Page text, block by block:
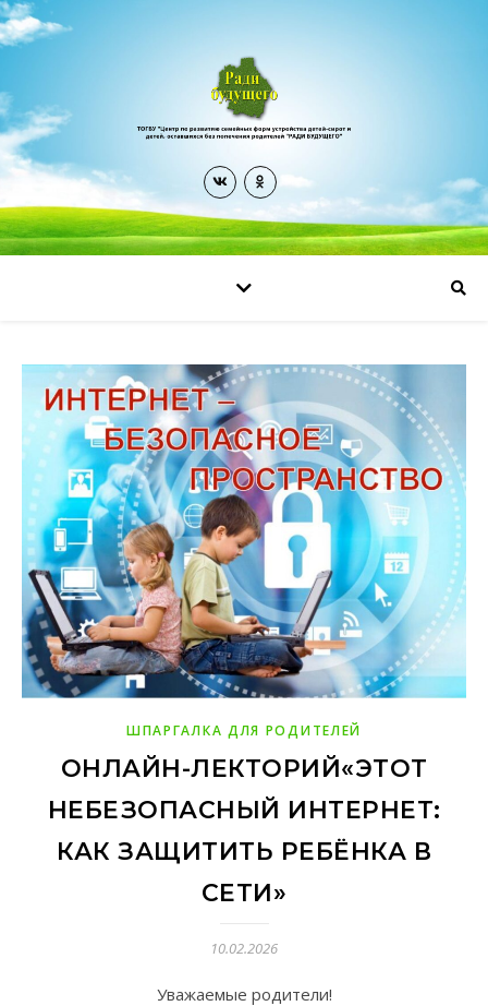
ШПАРГАЛКА ДЛЯ РОДИТЕЛЕЙ
ОНЛАЙН-ЛЕКТОРИЙ«ЭТОТ
НЕБЕЗОПАСНЫЙ ИНТЕРНЕТ:
КАК ЗАЩИТИТЬ РЕБЁНКА В
СЕТИ»
10.02.2026
Уважаемые родители!